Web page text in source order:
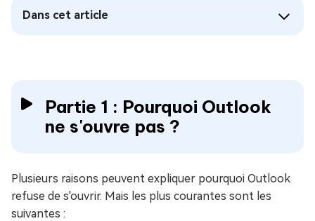
Dans cet article
Partie 1 : Pourquoi Outlook
ne s'ouvre pas ?
Plusieurs raisons peuvent expliquer pourquoi Outlook
refuse de s'ouvrir. Mais les plus courantes sont les
suivantes :